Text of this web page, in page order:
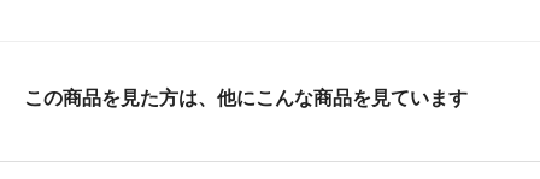
この商品を見た方は、他にこんな商品を見ています